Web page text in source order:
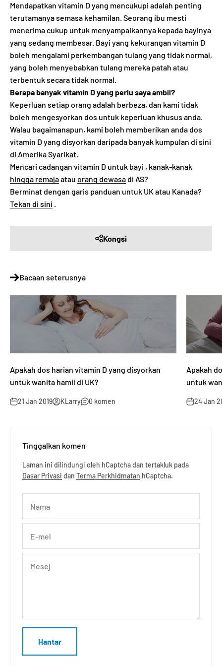
Mendapatkan vitamin D yang mencukupi adalah penting
terutamanya semasa kehamilan. Seorang ibu mesti
menerima cukup untuk menyampaikannya kepada bayinya
yang sedang membesar. Bayi yang kekurangan vitamin D
boleh mengalami perkembangan tulang yang tidak normal,
yang boleh menyebabkan tulang mereka patah atau
terbentuk secara tidak normal.
Berapa banyak vitamin D yang perlu saya ambil?
Keperluan setiap orang adalah berbeza, dan kami tidak
boleh mengesyorkan dos untuk keperluan khusus anda.
Walau bagaimanapun, kami boleh memberikan anda dos
vitamin D yang disyorkan daripada banyak kumpulan di sini
di Amerika Syarikat.
Mencari cadangan vitamin D untuk bayi , kanak-kanak
hingga remajaatau orang dewasa di AS?
Berminat dengan garis panduan untuk UK atau Kanada?
Tekan di sini .
Kongsi
Bacaan seterusnya
Apakah dos harian vitamin D yang disyorkan
untuk wanita hamil di UK?
21 Jan 2019 KLarry 0 komen
Apakah
untuk
24 Jan
Tinggalkan komen
Laman ini dilindungi oleh hCaptcha dan tertakluk pada
Dasar Privasi dan Terma Perkhidmatan hCaptcha.
Nama
E-mel
Mesej
Hantar